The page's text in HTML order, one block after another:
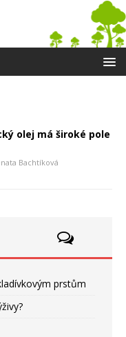
olej má široké pole
Bachtíková
prstům